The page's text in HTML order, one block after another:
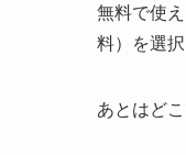
無料で使
料）を選択
あとはど